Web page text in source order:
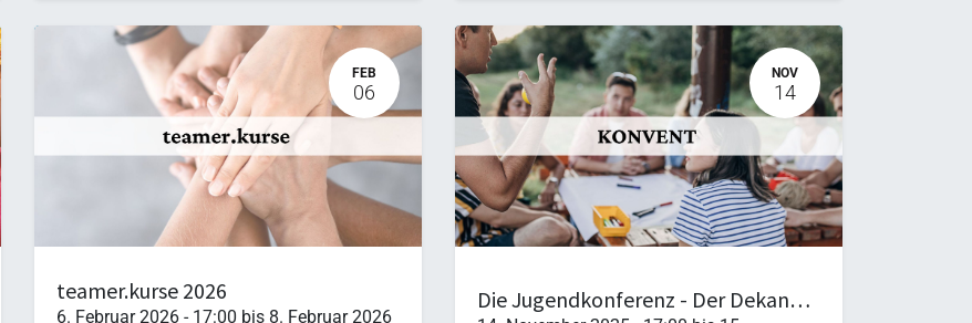
FEB
06
teamer.kurse 2026
6. Februar 2026 - 17:00 bis 8. Februar 2026
NOV
14
Die Jugendkonferenz - Der Dekanatsjugendkonvent